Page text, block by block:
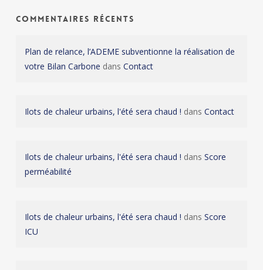
Commentaires récents
Plan de relance, l’ADEME subventionne la réalisation de
votre Bilan Carbone dans Contact
Ilots de chaleur urbains, l'été sera chaud ! dans Contact
Ilots de chaleur urbains, l'été sera chaud ! dans Score
perméabilité
Ilots de chaleur urbains, l'été sera chaud ! dans Score
ICU